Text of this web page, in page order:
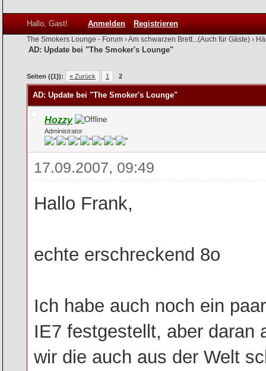
Hallo, Gast! Anmelden Registrieren
The Smokers Lounge - Forum ›Am schwarzen Brett...(Auch für Gäste) ›
AD: Update bei "The Smoker's Lounge"
Seiten ({1}): « Zurück 1 2
AD: Update bei "The Smoker's Lounge"
Hozzy
Administrator
17.09.2007, 09:49
Hallo Frank,
echte erschreckend 8o
Ich habe auch noch ein
IE7 festgestellt, aber daran
wir die auch aus der Welt